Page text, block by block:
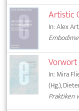
Artistic
In: Alex
Vorwort
In: Mira
(Hg.),
Praktiken